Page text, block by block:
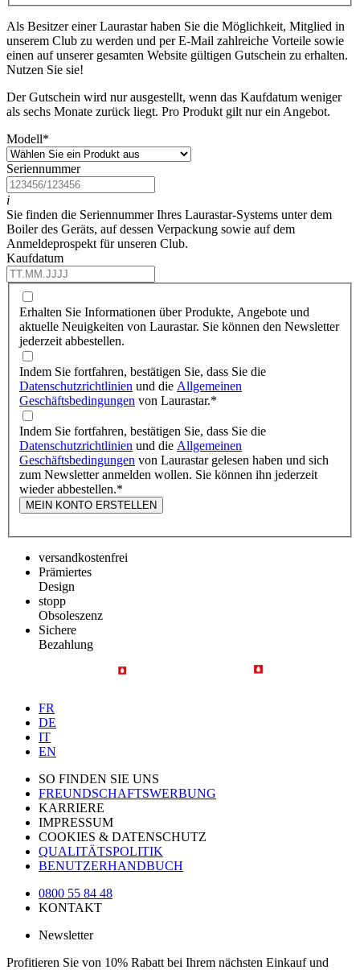
Als Besitzer einer Laurastar haben Sie die Möglichkeit, Mitglied in
unserem Club zu werden und per E-Mail zahlreiche Vorteile sowie
einen auf unserer gesamten Website gültigen Gutschein zu erhalten.
Nutzen Sie sie!
Der Gutschein wird nur ausgestellt, wenn das Kaufdatum weniger
als sechs Monate zurück liegt. Pro Produkt gilt nur ein Angebot.
Modell*
Seriennummer
i
Sie finden die Seriennummer Ihres Laurastar-Systems unter dem
Boiler des Geräts, auf dessen Verpackung sowie auf dem
Anmeldeprospekt für unseren Club.
Kaufdatum
Erhalten Sie Informationen über Produkte, Angebote und
aktuelle Neuigkeiten von Laurastar. Sie können den Newsletter
jederzeit abbestellen.
Indem Sie fortfahren, bestätigen Sie, dass Sie die
Datenschutzrichtlinien und die Allgemeinen
Geschäftsbedingungen von Laurastar.*
Indem Sie fortfahren, bestätigen Sie, dass Sie die
Datenschutzrichtlinien und die Allgemeinen
Geschäftsbedingungen von Laurastar gelesen haben und sich
zum Newsletter anmelden wollen. Sie können ihn jederzeit
wieder abbestellen.*
MEIN KONTO ERSTELLEN
versandkostenfrei
Prämiertes
Design
stopp
Obsoleszenz
Sichere
Bezahlung
FR
DE
IT
EN
SO FINDEN SIE UNS
FREUNDSCHAFTSWERBUNG
KARRIERE
IMPRESSUM
COOKIES & DATENSCHUTZ
QUALITÄTSPOLITIK
BENUTZERHANDBUCH
0800 55 84 48
KONTAKT
Newsletter
Profitieren Sie von 10% Rabatt bei Ihrem nächsten Einkauf und